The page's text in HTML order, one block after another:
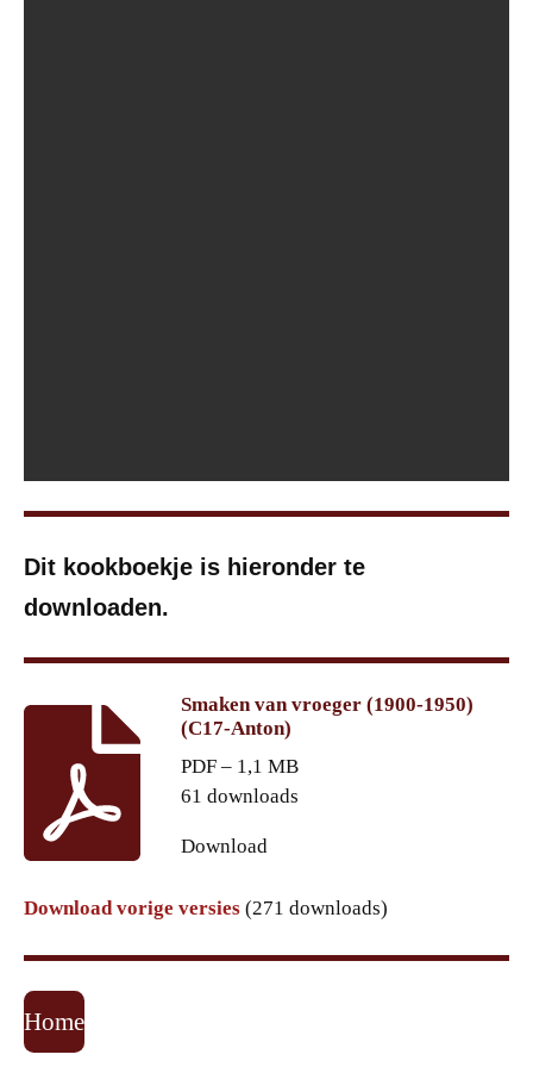
Dit kookboekje is hieronder te
downloaden.
Smaken van vroeger (1900-1950)
(C17-Anton)
PDF – 1,1 MB
61 downloads
Download
Download vorige versies (271 downloads)
Home